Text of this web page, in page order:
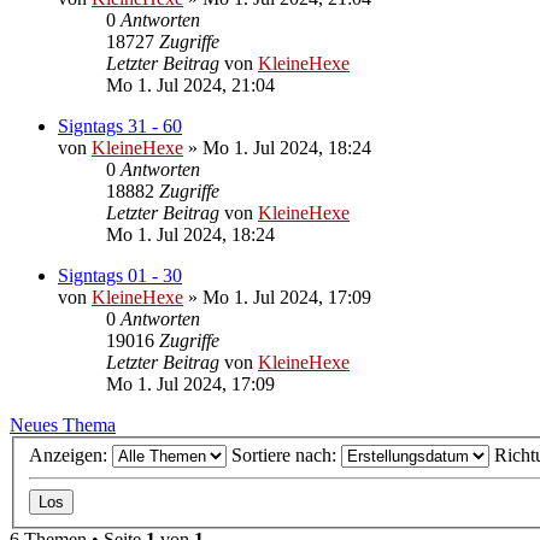
0 Antworten
18727 Zugriffe
Letzter Beitrag von KleineHexe
Mo 1. Jul 2024, 21:04
Signtags 31 - 60
von KleineHexe » Mo 1. Jul 2024, 18:24
0 Antworten
18882 Zugriffe
Letzter Beitrag von KleineHexe
Mo 1. Jul 2024, 18:24
Signtags 01 - 30
von KleineHexe » Mo 1. Jul 2024, 17:09
0 Antworten
19016 Zugriffe
Letzter Beitrag von KleineHexe
Mo 1. Jul 2024, 17:09
Neues Thema
Anzeigen:
Sortiere nach: